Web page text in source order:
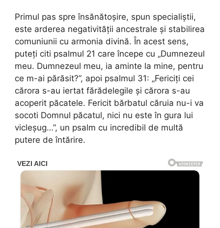
Primul pas spre însănătoșire, spun specialiștii,
este arderea negativității ancestrale și stabilirea
comuniunii cu armonia divină. În acest sens,
puteți citi psalmul 21 care începe cu „Dumnezeul
meu. Dumnezeul meu, ia aminte la mine, pentru
ce m-ai părăsit?”, apoi psalmul 31: „Fericiți cei
cărora s-au iertat fărădelegile și cărora s-au
acoperit păcatele. Fericit bărbatul căruia nu-i va
socoti Domnul păcatul, nici nu este în gura lui
vicleșug…”, un psalm cu incredibil de multă
putere de întărire.